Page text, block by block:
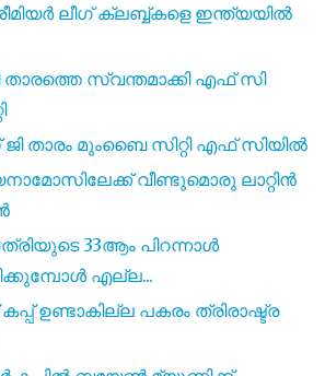
ലീഗ് ക്ലബ്ബ്കളെ ഇന്ത്യയിൽ
സ്വന്തമാക്കി എഫ് സി
താരം മുംബൈ സിറ്റി എഫ് സിയിൽ
വീണ്ടുമൊരു ലാറ്റിൻ
33ആം പിറന്നാൾ
എല്ല...
ഉണ്ടാകില്ല പകരം ത്രിരാഷ്ട്ര